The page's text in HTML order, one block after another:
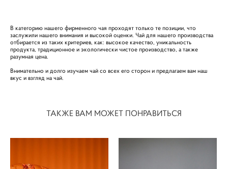
В категорию нашего фирменного чая проходят только те позиции, что
заслужили нашего внимания и высокой оценки. Чай для нашего производства
отбирается из таких критериев, как: высокое качество, уникальность
продукта, традиционное и экологически чистое производство, а также
разумная цена.
Внимательно и долго изучаем чай со всех его сторон и предлагаем вам наш
вкус и взгляд на чай.
ТАКЖЕ ВАМ МОЖЕТ ПОНРАВИТЬСЯ